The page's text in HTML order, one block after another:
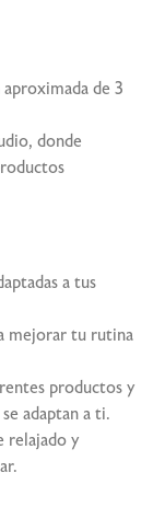
de 3
donde
a tus
mejorar tu rutina
productos y
adaptan a ti.
relajado y